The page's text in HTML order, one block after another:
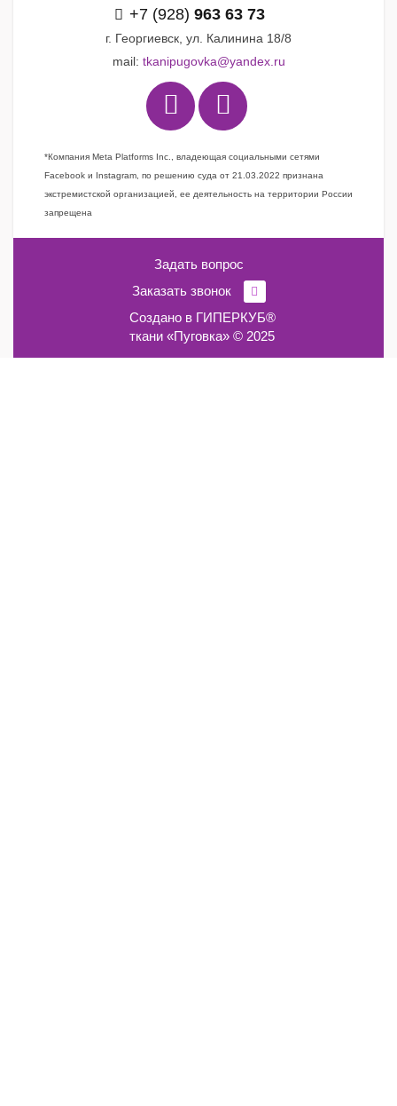
+7 (928) 963 63 73
г. Георгиевск, ул. Калинина 18/8
mail: tkanipugovka@yandex.ru
*Компания Meta Platforms Inc., владеющая социальными сетями
Facebook и Instagram, по решению суда от 21.03.2022 признана
экстремистской организацией, ее деятельность на территории России
запрещена
Задать вопрос
Заказать звонок
Создано в ГИПЕРКУБ®
ткани «Пуговка» © 2025